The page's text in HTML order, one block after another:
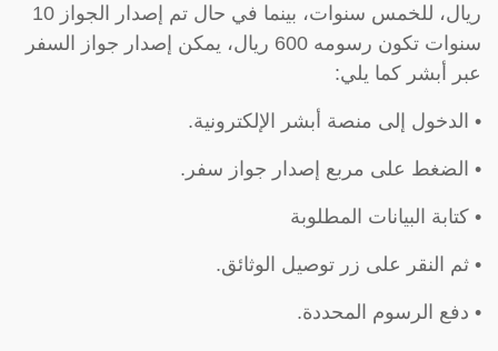
ريال، للخمس سنوات، بينما في حال تم إصدار الجواز 10
سنوات تكون رسومه 600 ريال، يمكن إصدار جواز السفر
عبر أبشر كما يلي:
• الدخول إلى منصة أبشر الإلكترونية.
• الضغط على مربع إصدار جواز سفر.
• كتابة البيانات المطلوبة
• ثم النقر على زر توصيل الوثائق.
• دفع الرسوم المحددة.